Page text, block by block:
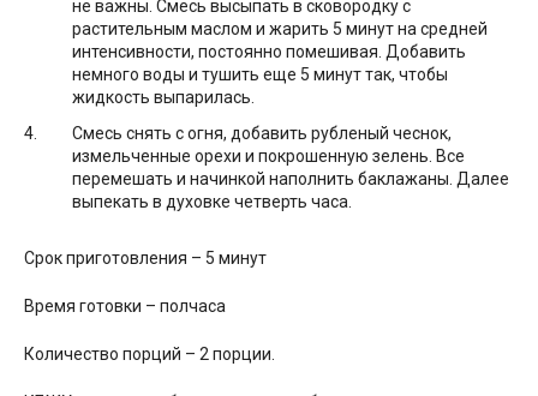
не важны. Смесь высыпать в сковородку с
растительным маслом и жарить 5 минут на средней
интенсивности, постоянно помешивая. Добавить
немного воды и тушить еще 5 минут так, чтобы
жидкость выпарилась.
Смесь снять с огня, добавить рубленый чеснок,
измельченные орехи и покрошенную зелень. Все
перемешать и начинкой наполнить баклажаны. Далее
выпекать в духовке четверть часа.
Срок приготовления – 5 минут
Время готовки – полчаса
Количество порций – 2 порции.